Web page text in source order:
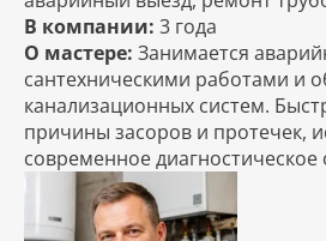
В компании: 3 года
О мастере: Занимается
сантехническими работами и
канализационных систем.
причины засоров и протечек,
современное